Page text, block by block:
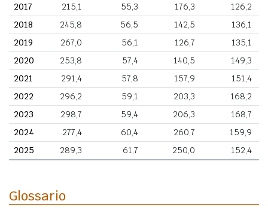
2017
215,1 55,3 176,3
126,2
2018
245,8 56,5 142,5
136,1
2019
267,0 56,1 126,7
135,1
2020
253,8 57,4 140,5
149,3
2021
291,4 57,8 157,9
151,4
2022
296,2 59,1 203,3
168,2
2023
298,7 59,4 206,3
168,7
2024
277,4 60,4 260,7
159,9
2025
289,3 61,7 250,0 152,4
Glossario